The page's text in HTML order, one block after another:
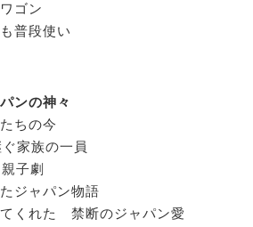
ゴン
普段使い
ンの神々
ちの今
家族の一員
子劇
ジャパン物語
くれた 禁断のジャパン愛